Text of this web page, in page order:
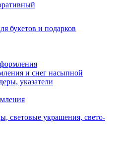
букетов и подарков
и снег насыпной
указатели
световые украшения, свето-